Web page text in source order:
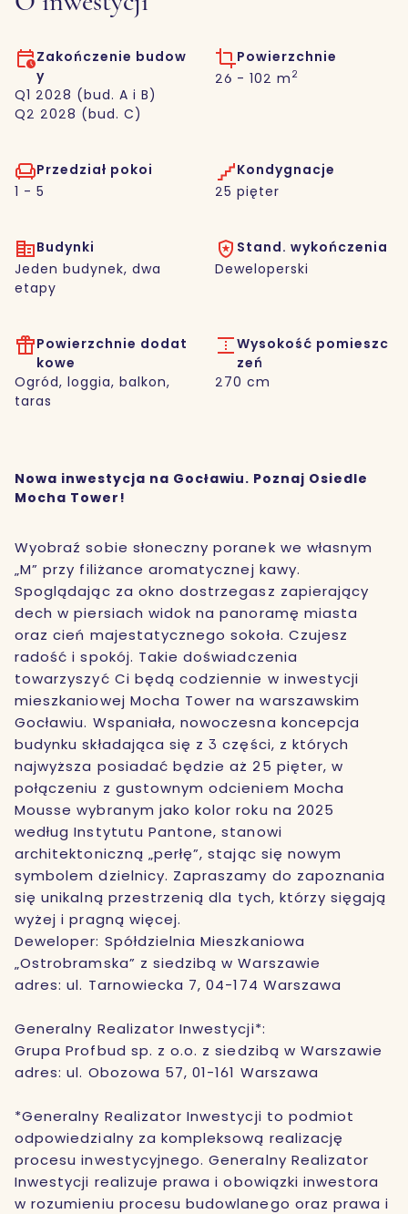
Zakończenie budow
y
Q1 2028 (bud. A i B)
Q2 2028 (bud. C)
Powierzchnie
26 - 102 m 2
Przedział pokoi
1 - 5
Kondygnacje
25 pięter
Budynki
Jeden budynek, dwa
etapy
Stand. wykończenia
Deweloperski
Powierzchnie dodat
kowe
Ogród, loggia, balkon,
taras
Wysokość pomieszc
zeń
270 cm
Nowa inwestycja na Gocławiu. Poznaj Osiedle
Mocha Tower!
Wyobraź sobie słoneczny poranek we własnym
„M” przy filiżance aromatycznej kawy.
Spoglądając za okno dostrzegasz zapierający
dech w piersiach widok na panoramę miasta
oraz cień majestatycznego sokoła. Czujesz
radość i spokój. Takie doświadczenia
towarzyszyć Ci będą codziennie w inwestycji
mieszkaniowej Mocha Tower na warszawskim
Gocławiu. Wspaniała, nowoczesna koncepcja
budynku składająca się z 3 części, z których
najwyższa posiadać będzie aż 25 pięter, w
połączeniu z gustownym odcieniem Mocha
Mousse wybranym jako kolor roku na 2025
według Instytutu Pantone, stanowi
architektoniczną „perłę”, stając się nowym
symbolem dzielnicy. Zapraszamy do zapoznania
się unikalną przestrzenią dla tych, którzy sięgają
wyżej i pragną więcej.
Deweloper: Spółdzielnia Mieszkaniowa
„Ostrobramska” z siedzibą w Warszawie
adres: ul. Tarnowiecka 7, 04-174 Warszawa
Generalny Realizator Inwestycji*:
Grupa Profbud sp. z o.o. z siedzibą w Warszawie
adres: ul. Obozowa 57, 01-161 Warszawa
*Generalny Realizator Inwestycji to podmiot
odpowiedzialny za kompleksową realizację
procesu inwestycyjnego. Generalny Realizator
Inwestycji realizuje prawa i obowiązki inwestora
w rozumieniu procesu budowlanego oraz prawa i